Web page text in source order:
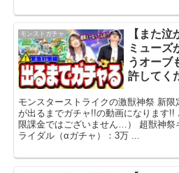
モンストガチャ
【また
ミューズ
うオーブ
許してく
モンスターストライクの激獣神祭 新限
が出るまでガチャ!!の動画になります
限課金ではございません…） 超獣神祭
ライダル（αガチャ）：3万 ...